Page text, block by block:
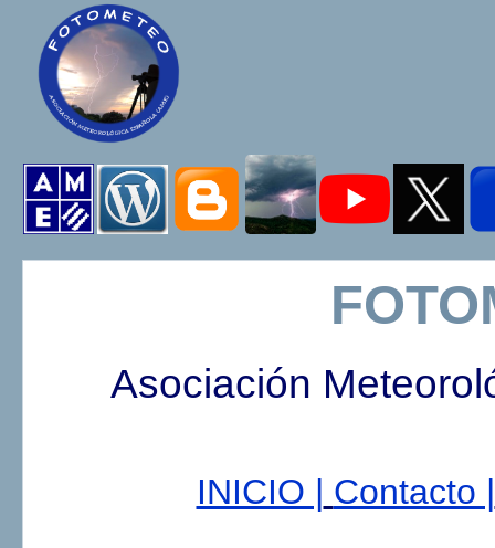
Asociación
INICIO | Contacto |